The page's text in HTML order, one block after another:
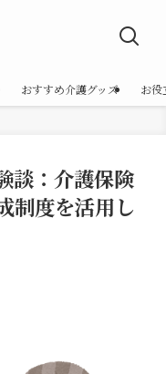
おすすめ介護グッズ お役
談：介護保険
制度を活用し